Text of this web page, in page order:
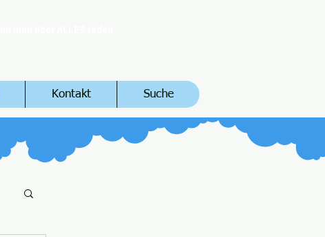
Kontakt Suche